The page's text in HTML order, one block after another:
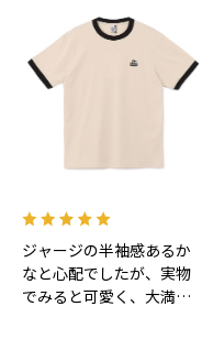
ジャージの半袖感あるか
なと心配でしたが、実物
でみると可愛く、大満足